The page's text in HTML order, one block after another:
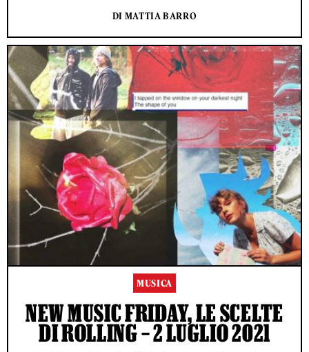
DI MATTIA BARRO
MUSICA
NEW MUSIC FRIDAY, LE SCELTE
DI ROLLING – 2 LUGLIO 2021